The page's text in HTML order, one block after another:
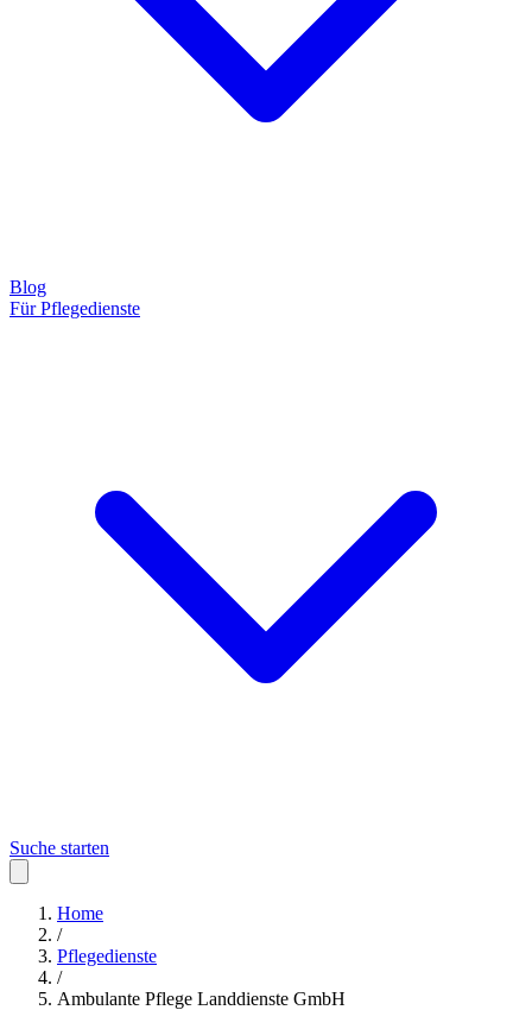
Blog
Für Pflegedienste
Suche starten
Home
/
Pflegedienste
/
Ambulante Pflege Landdienste GmbH